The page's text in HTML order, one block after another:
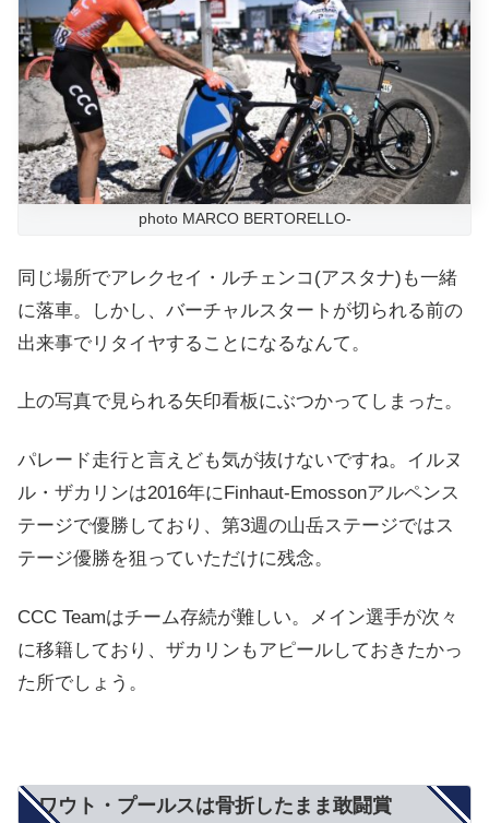
photo MARCO BERTORELLO-
同じ場所でアレクセイ・ルチェンコ(アスタナ)も一緒
に落車。しかし、バーチャルスタートが切られる前の
出来事でリタイヤすることになるなんて。
上の写真で見られる矢印看板にぶつかってしまった。
パレード走行と言えども気が抜けないですね。イルヌ
ル・ザカリンは2016年にFinhaut-Emossonアルペンス
テージで優勝しており、第3週の山岳ステージではス
テージ優勝を狙っていただけに残念。
CCC Teamはチーム存続が難しい。メイン選手が次々
に移籍しており、ザカリンもアピールしておきたかっ
た所でしょう。
ワウト・プールスは骨折したまま敢闘賞